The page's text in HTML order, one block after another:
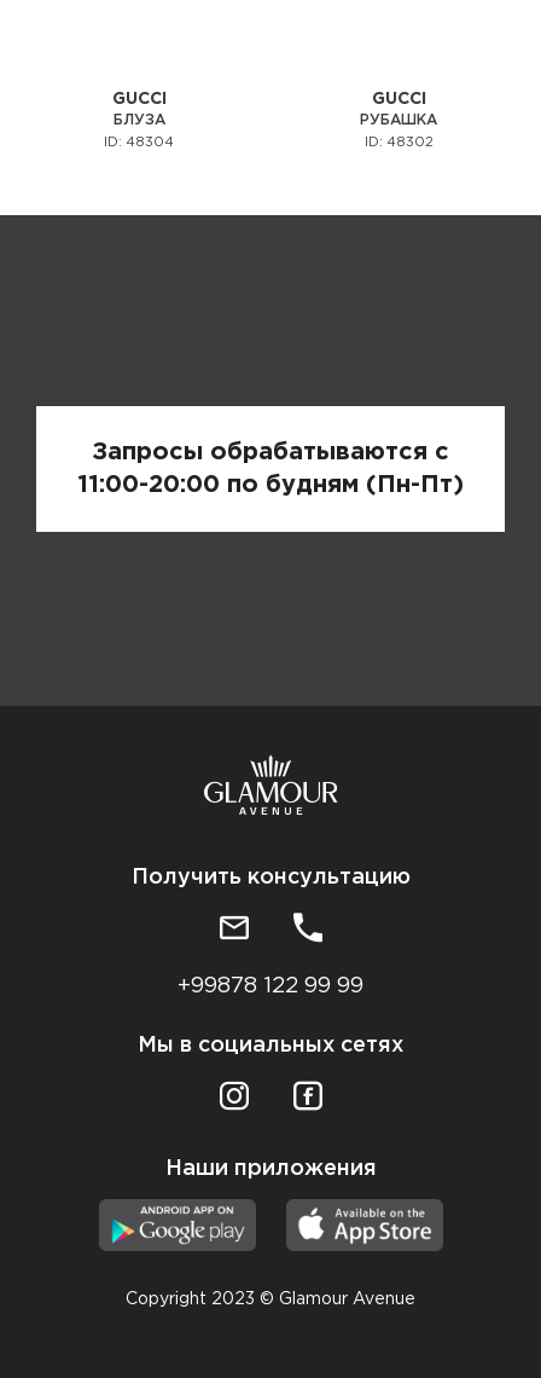
GUCCI
БЛУЗА
ID: 48304
GUCCI
РУБАШКА
ID: 48302
Запросы обрабатываются с
11:00-20:00 по будням (Пн-Пт)
Получить консультацию
+99878 122 99 99
Мы в социальных сетях
Наши приложения
Copyright 2023 © Glamour Avenue